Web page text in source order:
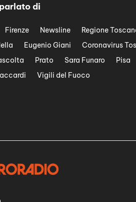
di
Firenze Newsline Regione
Eugenio Giani Coronavirus
Prato Sara Funaro Pisa
Vigili del Fuoco